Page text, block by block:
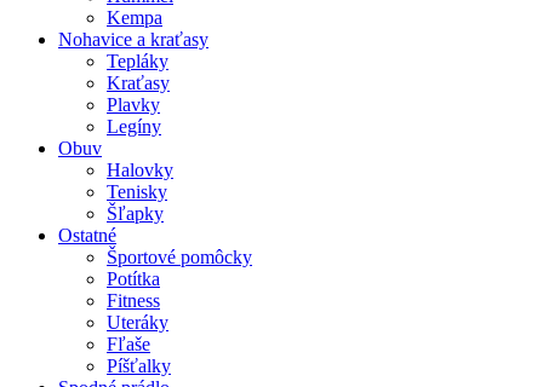
Kempa
Nohavice a kraťasy
Tepláky
Kraťasy
Plavky
Legíny
Obuv
Halovky
Tenisky
Šľapky
Ostatné
Športové pomôcky
Potítka
Fitness
Uteráky
Fľaše
Píšťalky